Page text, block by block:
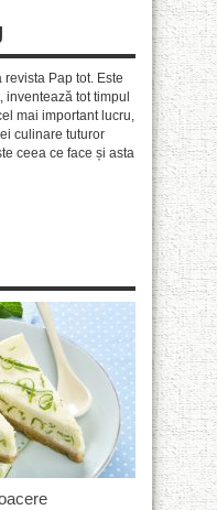
revista Pap tot. Este
tot timpul
mai important lucru,
culinare tuturor
ceea ce face și asta